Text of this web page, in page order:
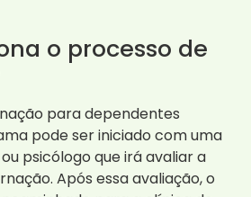
o processo de
para dependentes
pode ser iniciado com uma
psicólogo que irá avaliar a
Após essa avaliação, o